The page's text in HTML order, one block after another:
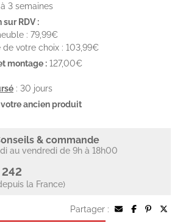
à 3 semaines
RDV :
: 79,99€
de votre choix : 103,99€
montage : 127,00€
: 30 jours
ancien produit
& commande
au vendredi de 9h à 18h00
la France)
Partager :